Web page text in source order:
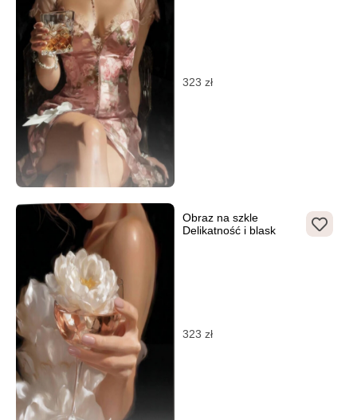
323 zł
Obraz na szkle
Delikatność i blask
323 zł